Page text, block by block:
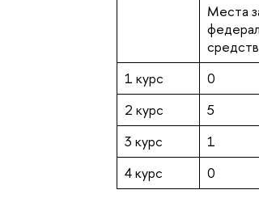
Места
1 курс
0
2 курс
5
3 курс
1
4 курс
0